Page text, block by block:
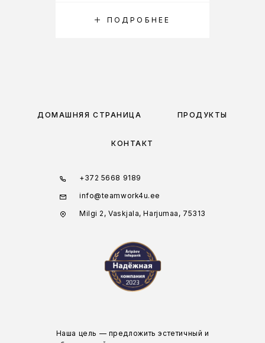
ПОДРОБНЕЕ
ДОМАШНЯЯ СТРАНИЦА ПРОДУКТЫ
КОНТАКТ
+372 5668 9189
info@teamwork4u.ee
Milgi 2, Vaskjala, Harjumaa, 75313
Наша цель — предложить эстетичный и